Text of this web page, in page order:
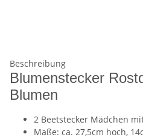
Beschreibung
Blumenstecker
Blumen
2 Beetstecker Mädchen
Maße: ca. 27,5cm hoch,